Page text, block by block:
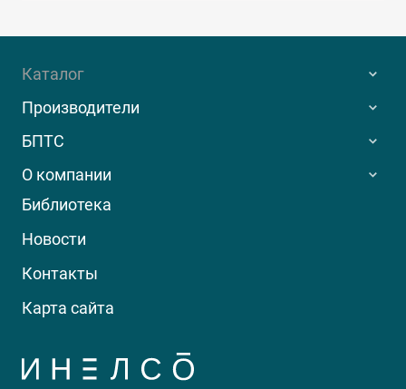
Каталог
Производители
БПТС
О компании
Библиотека
Новости
Контакты
Карта сайта